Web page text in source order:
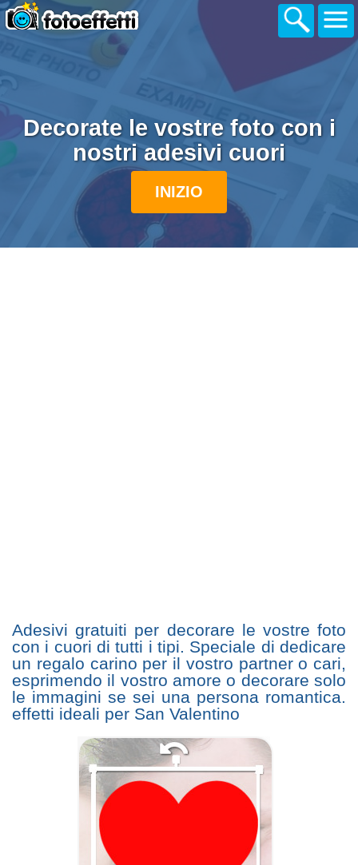
Decorate le vostre foto con i
nostri adesivi cuori
INIZIO
Adesivi gratuiti per decorare le vostre foto
con i cuori di tutti i tipi. Speciale di dedicare
un regalo carino per il vostro partner o cari,
esprimendo il vostro amore o decorare solo
le immagini se sei una persona romantica.
effetti ideali per San Valentino